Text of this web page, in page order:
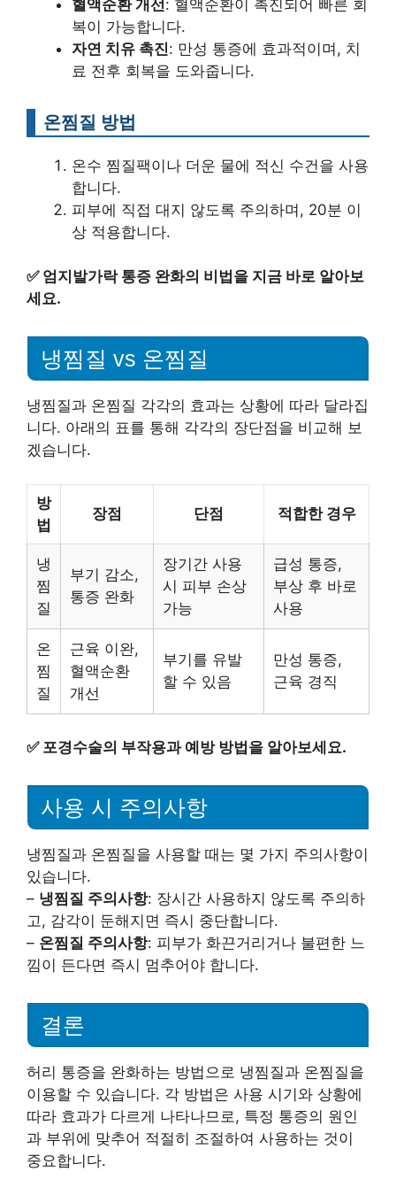
혈액순환 개선 : 혈액순환이 촉진되어 빠른 회
복이 가능합니다.
자연 치유 촉진: 만성 통증에 효과적이며, 치
료 전후 회복을 도와줍니다.
온찜질 방법
온수 찜질팩이나 더운 물에 적신 수건을 사용
합니다.
피부에 직접 대지 않도록 주의하며, 20분 이
상 적용합니다.
✅ 엄지발가락 통증 완화의 비법을 지금 바로 알아보
세요.
냉찜질 vs 온찜질
냉찜질과 온찜질 각각의 효과는 상황에 따라 달라집
니다. 아래의 표를 통해 각각의 장단점을 비교해 보
겠습니다.
방
법
장점 단점 적합한 경우
냉
찜
질
부기 감소,
통증 완화
장기간 사용
시 피부 손상
가능
급성 통증,
부상 후 바로
사용
온
찜
질
근육 이완,
혈액순환
개선
부기를 유발
할 수 있음
만성 통증,
근육 경직
✅ 포경수술의 부작용과 예방 방법을 알아보세요.
사용 시 주의사항
냉찜질과 온찜질을 사용할 때는 몇 가지 주의사항이
있습니다.
– 냉찜질 주의사항: 장시간 사용하지 않도록 주의하
고, 감각이 둔해지면 즉시 중단합니다.
– 온찜질 주의사항: 피부가 화끈거리거나 불편한 느
낌이 든다면 즉시 멈추어야 합니다.
결론
허리 통증을 완화하는 방법으로 냉찜질과 온찜질을
이용할 수 있습니다. 각 방법은 사용 시기와 상황에
따라 효과가 다르게 나타나므로, 특정 통증의 원인
과 부위에 맞추어 적절히 조절하여 사용하는 것이
중요합니다.